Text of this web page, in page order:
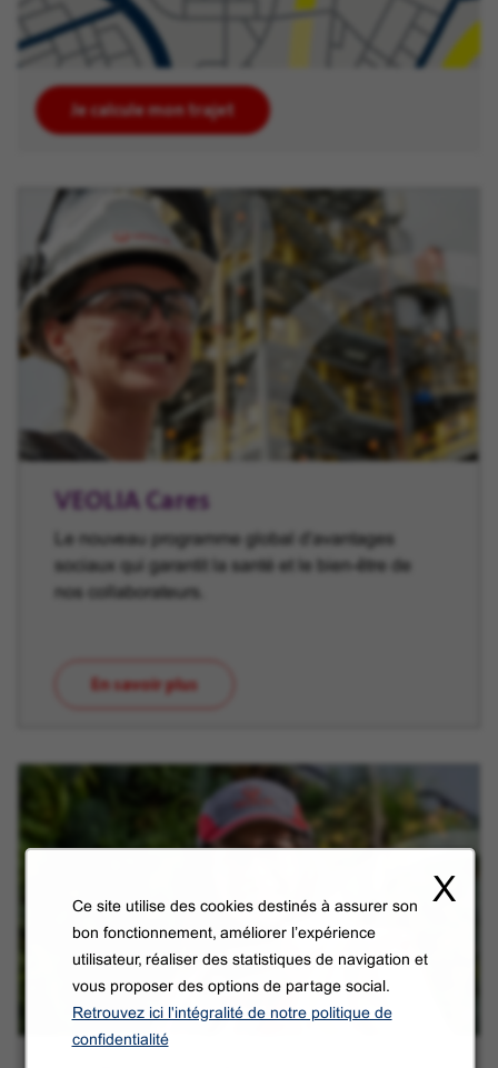
X
Ce site utilise des cookies destinés à assurer son
bon fonctionnement, améliorer l’expérience
utilisateur, réaliser des statistiques de navigation et
vous proposer des options de partage social.
Retrouvez ici l'intégralité de notre politique de
confidentialité
Je calcule mon trajet
VEOLIA Cares
Le nouveau programme global d'avantages
sociaux qui garantit la santé et le bien-être de
nos collaborateurs.
En savoir plus